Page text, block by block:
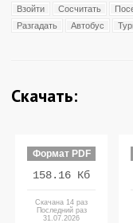
Взойти
Сосчитать
Разгадать
Автобус
Скачать:
Формат PDF
158.16 Кб
Скачана 14 раз
Последний раз
31.07.2026